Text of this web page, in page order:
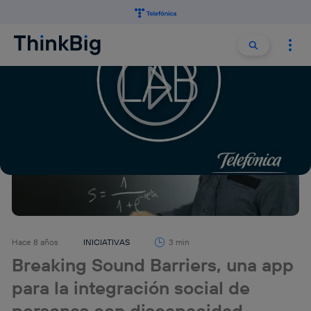
Buscar
Hace 8 años INICIATIVAS 3 min
Breaking Sound Barriers, una app
para la integración social de